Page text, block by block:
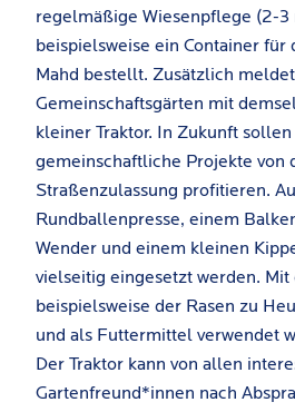
regelmäßige Wiesenpflege (2-3
beispielsweise ein Container für
Mahd bestellt. Zusätzlich
Gemeinschaftsgärten mit
kleiner Traktor. In Zukunft
gemeinschaftliche Projekte von
Straßenzulassung profitieren.
Rundballenpresse, einem
Wender und einem kleinen
vielseitig eingesetzt werden. Mit
beispielsweise der Rasen zu
und als Futtermittel verwendet
Der Traktor kann von allen
Gartenfreund*innen nach